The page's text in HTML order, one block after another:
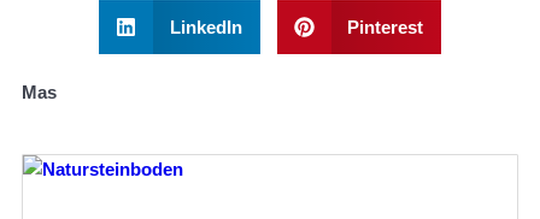
LinkedIn Pinterest
Mas